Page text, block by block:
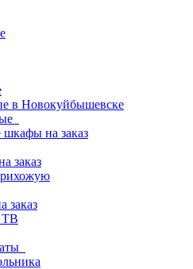
в Новокуйбышевске
на заказ
заказ
заказ
ТВ